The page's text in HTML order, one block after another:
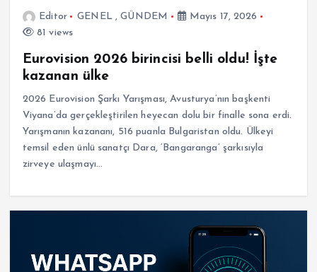
Editor GENEL,GÜNDEM
Mayıs 17, 2026
81 views
Eurovision 2026 birincisi belli oldu! İşte
kazanan ülke
2026 Eurovision Şarkı Yarışması, Avusturya’nın başkenti
Viyana’da gerçekleştirilen heyecan dolu bir finalle sona erdi.
Yarışmanın kazananı, 516 puanla Bulgaristan oldu. Ülkeyi
temsil eden ünlü sanatçı Dara, ‘Bangaranga’ şarkısıyla
zirveye ulaşmayı…